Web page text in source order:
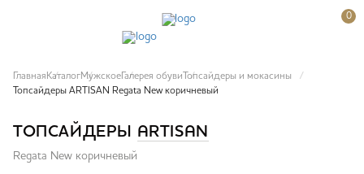
0
Главная КаталогМужское Галерея обуви Топсайдеры и мокасины
Топсайдеры ARTISAN Regata New коричневый
ТОПСАЙДЕРЫ ARTISAN
Regata New коричневый